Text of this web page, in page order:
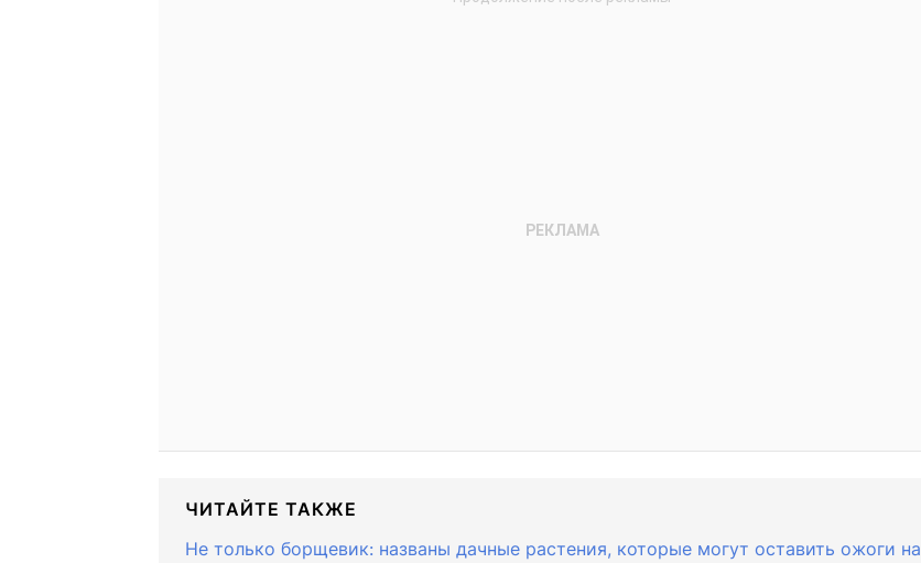
ЧИТАЙТЕ ТАКЖЕ
Не только борщевик: названы дачные растения, которые могут оставить ожоги на